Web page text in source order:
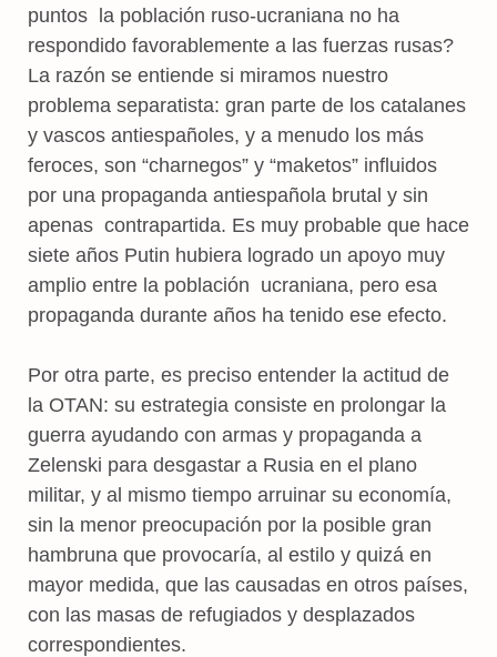
puntos la población ruso-ucraniana no ha
respondido favorablemente a las fuerzas rusas?
La razón se entiende si miramos nuestro
problema separatista: gran parte de los catalanes
y vascos antiespañoles, y a menudo los más
feroces, son “charnegos” y “maketos” influidos
por una propaganda antiespañola brutal y sin
apenas contrapartida. Es muy probable que hace
siete años Putin hubiera logrado un apoyo muy
amplio entre la población ucraniana, pero esa
propaganda durante años ha tenido ese efecto.
Por otra parte, es preciso entender la actitud de
la OTAN: su estrategia consiste en prolongar la
guerra ayudando con armas y propaganda a
Zelenski para desgastar a Rusia en el plano
militar, y al mismo tiempo arruinar su economía,
sin la menor preocupación por la posible gran
hambruna que provocaría, al estilo y quizá en
mayor medida, que las causadas en otros países,
con las masas de refugiados y desplazados
correspondientes.